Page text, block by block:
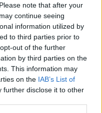
note that after your
continue seeing
information utilized by
to third parties prior to
out of the further
by third parties on the
This information may
on the IAB’s List of
further disclose it to other
στη Google